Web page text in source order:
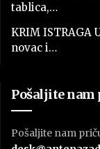
tablica,…
KRIM ISTRAGA
novac i…
Pošaljite
Pošaljite nam